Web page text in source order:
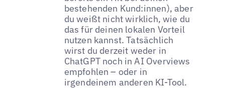
bestehenden Kund:innen), aber
du weißt nicht wirklich, wie du
das für deinen lokalen Vorteil
nutzen kannst. Tatsächlich
wirst du derzeit weder in
ChatGPT noch in AI Overviews
empfohlen – oder in
irgendeinem anderen KI-Tool.